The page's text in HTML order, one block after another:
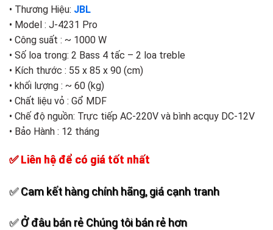
• Thương Hiệu: JBL
• Model : J-4231 Pro
• Công suất : ~ 1000 W
• Số loa trong: 2 Bass 4 tấc – 2 loa treble
• Kích thước : 55 x 85 x 90 (cm)
• khối lượng : ~ 60 (kg)
• Chất liệu vỏ : Gổ MDF
• Chế độ nguồn: Trực tiếp AC-220V và bình acquy DC-12V
• Bảo Hành : 12 tháng
✅ Liên hệ để có giá tốt nhất
✅ Cam kết hàng chính hãng, giá cạnh tranh
✅ Ở đâu bán rẻ Chúng tôi bán rẻ hơn